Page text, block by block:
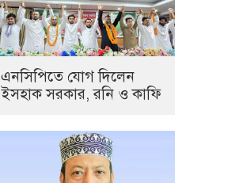
এনসিপিতে যোগ দিলেন
ইসহাক সরকার, রনি ও কাফি